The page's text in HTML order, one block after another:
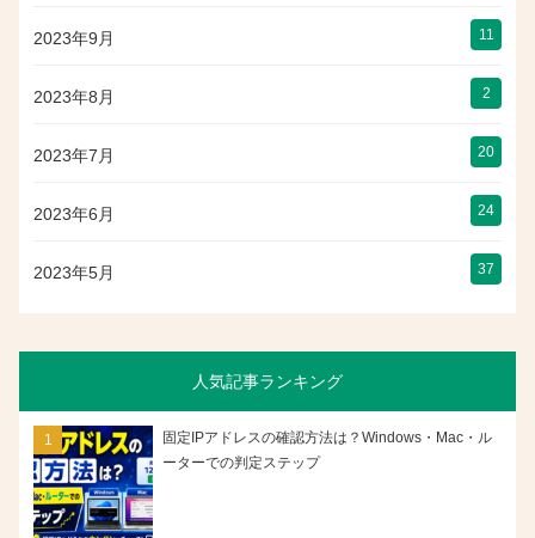
2023年9月 11
2023年8月 2
2023年7月 20
2023年6月 24
2023年5月 37
人気記事ランキング
固定IPアドレスの確認方法は？Windows・Mac・ル
ーターでの判定ステップ